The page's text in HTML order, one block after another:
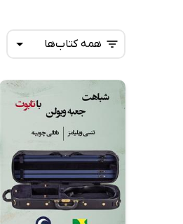
همه کتاب‌ها
همه کتاب‌ها
کتاب‌های صوتی
کتاب‌های متنی